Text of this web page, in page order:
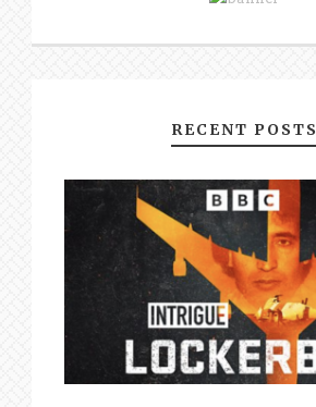
RECENT POSTS